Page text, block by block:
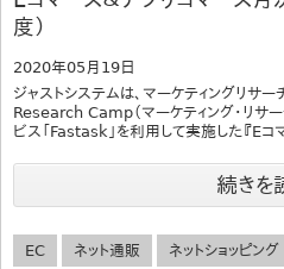
度）
2020年05月19日
ジャストシステムは、マーケティングリサ
Research Camp（マーケティング・リサー
ビス「Fastask」を利用して実施した『Eコ
続きを
EC ネット通販 ネットショッピング